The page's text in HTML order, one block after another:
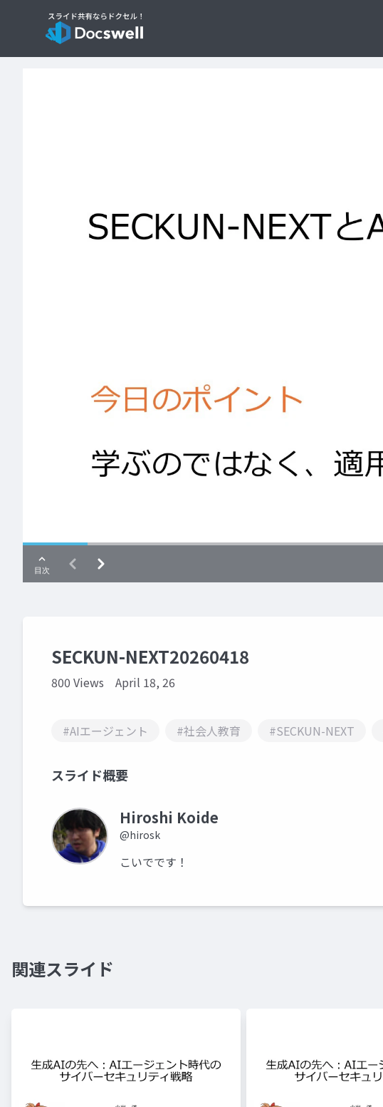
SECKUN-NEXT20260418
800 Views April 18, 26
#AIエージェント #社会人教育 #SECKUN-NEXT
スライド概要
Hiroshi Koide
@hirosk
こいでです！
関連スライド